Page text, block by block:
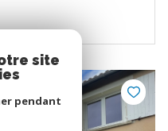
site
pendant